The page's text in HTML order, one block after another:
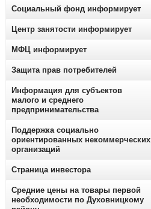
Социальный фонд информирует
Центр занятости информирует
МФЦ информирует
Защита прав потребителей
Информация для субъектов
малого и среднего
предпринимательства
Поддержка социально
ориентированных некоммерческих
организаций
Страница инвестора
Средние цены на товары первой
необходимости по Духовницкому